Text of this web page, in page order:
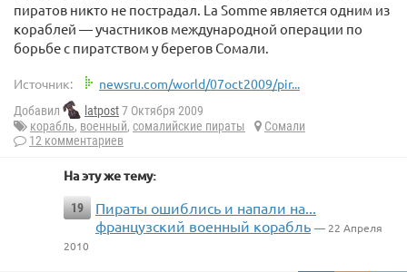
пиратов никто не пострадал. La Somme является одним из
кораблей — участников международной операции по
борьбе с пиратством у берегов Сомали.
Источник: newsru.com/world/07oct2009/pir...
Добавил latpost7 Октября 2009
корабль, военный, сомалийские пираты
Сомали
12 комментариев
На эту же тему:
19
Пираты ошиблись и напали на...
французский военный корабль — 22 Апреля
2010